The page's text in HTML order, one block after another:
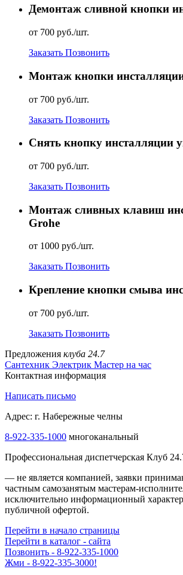
Демонтаж сливной кнопки
от 700 руб./шт.
Заказать Позвонить
Монтаж кнопки
от 700 руб./шт.
Заказать Позвонить
Снять кнопку инсталляции
от 700 руб./шт.
Заказать Позвонить
Монтаж сливных клавиш
Grohe
от 1000 руб./шт.
Заказать Позвонить
Крепление кнопки смыва
от 700 руб./шт.
Заказать Позвонить
Предложения клуба 24.7
Сантехник Электрик Мастер на час
Контактная информация
Написать письмо
Адрес: г. Набережные челны
8-922-335-1000 многоканальный
Профессиональная диспетчерская Клуб
— не является компанией, заявки
частным самозанятым
исключительно информационный
публичной офертой.
Перейти в начало страницы
Перейти в каталог - сайта
Позвонить - 8-922-335-1000
Жми - 8-922-335-3000!